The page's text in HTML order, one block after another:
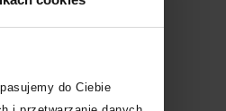
do Ciebie